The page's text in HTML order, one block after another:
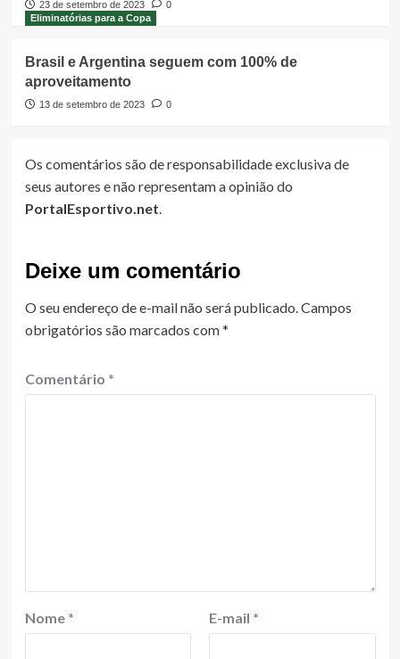
23 de setembro de 2023
0
Eliminatórias para a Copa
Brasil e Argentina seguem com 100% de
aproveitamento
13 de setembro de 2023 0
Os comentários são de responsabilidade exclusiva de
seus autores e não representam a opinião do
PortalEsportivo.net.
Deixe um comentário
O seu endereço de e-mail não será publicado.Campos
obrigatórios são marcados com*
Comentário *
Nome * E-mail *